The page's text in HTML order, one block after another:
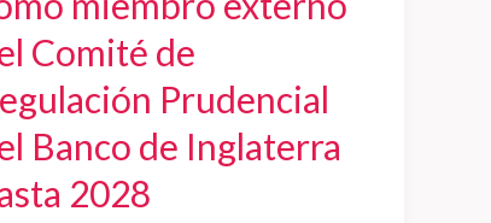
Comité de
Prudencial
Banco de Inglaterra
2028